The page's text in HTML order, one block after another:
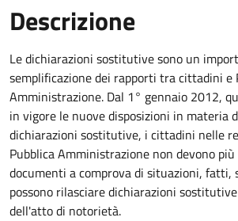
Descrizione
Le dichiarazioni sostitutive sono un
semplificazione dei rapporti tra cittadini e
Amministrazione. Dal 1° gennaio 2012,
in vigore le nuove disposizioni in materia
dichiarazioni sostitutive, i cittadini nelle
Pubblica Amministrazione non devono
documenti a comprova di situazioni, fatti,
possono rilasciare dichiarazioni
dell'atto di notorietà.